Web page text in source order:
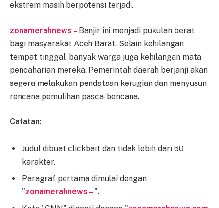
ekstrem masih berpotensi terjadi.
zonamerahnews – Banjir ini menjadi pukulan berat
bagi masyarakat Aceh Barat. Selain kehilangan
tempat tinggal, banyak warga juga kehilangan mata
pencaharian mereka. Pemerintah daerah berjanji akan
segera melakukan pendataan kerugian dan menyusun
rencana pemulihan pasca-bencana.
Catatan:
Judul dibuat clickbait dan tidak lebih dari 60
karakter.
Paragraf pertama dimulai dengan
"zonamerahnews – ".